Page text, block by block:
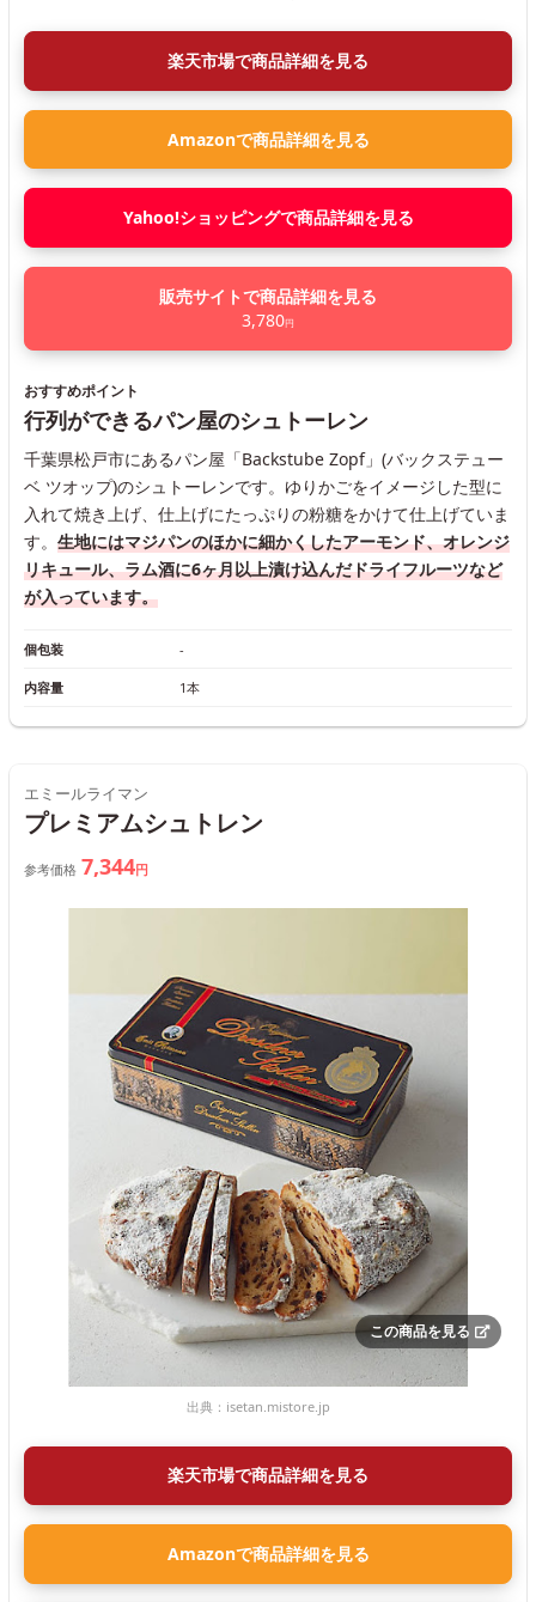
楽天市場で商品詳細を見る
Amazonで商品詳細を見る
Yahoo!ショッピングで商品詳細を見る
販売サイトで商品詳細を見る
3,780円
おすすめポイント
行列ができるパン屋のシュトーレン
千葉県松戸市にあるパン屋「Backstube Zopf」(バックステュー
ベ ツオップ)のシュトーレンです。ゆりかごをイメージした型に
入れて焼き上げ、仕上げにたっぷりの粉糖をかけて仕上げていま
す。 生地にはマジパンのほかに細かくしたアーモンド、オレンジ
リキュール、ラム酒に6ヶ月以上漬け込んだドライフルーツなど
が入っています。
個包装 -
内容量 1本
エミールライマン
プレミアムシュトレン
参考価格 7,344円
この商品を見る
出典： isetan.mistore.jp
楽天市場で商品詳細を見る
Amazonで商品詳細を見る